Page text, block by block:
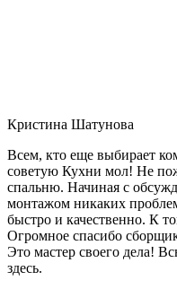
Кристина Шатунова
Всем, кто еще выбирает
советую Кухни мол! Не
спальню. Начиная с
монтажом никаких
быстро и качественно. К
Огромное спасибо
Это мастер своего дела!
здесь.